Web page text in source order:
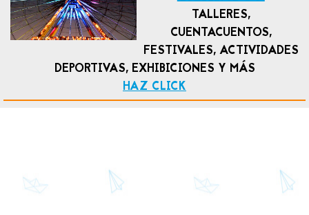
TALLERES,
CUENTACUENTOS,
FESTIVALES, ACTIVIDADES
DEPORTIVAS, EXHIBICIONES Y MÁS
HAZ CLICK